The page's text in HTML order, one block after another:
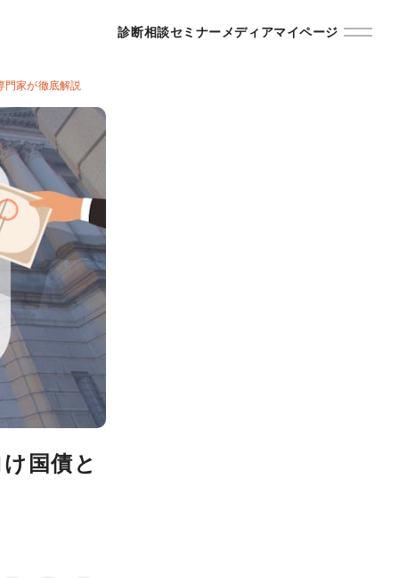
診断相談セミナーメディアマイページ
門家が徹底解説
国債と